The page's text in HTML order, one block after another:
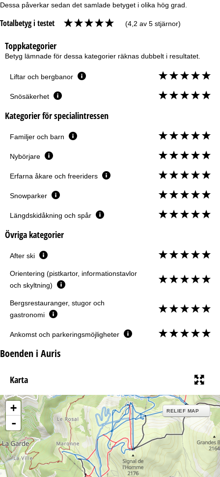
Dessa påverkar sedan det samlade betyget i olika hög grad.
Totalbetyg i testet (4,2 av 5 stjärnor)
Toppkategorier
Betyg lämnade för dessa kategorier räknas dubbelt i resultatet.
Liftar och bergbanor
Snösäkerhet
Kategorier för specialintressen
Familjer och barn
Nybörjare
Erfarna åkare och freeriders
Snowparker
Längdskidåkning och spår
Övriga kategorier
After ski
Orientering (pistkartor, informationstavlor
och skyltning)
Bergsrestauranger, stugor och
gastronomi
Ankomst och parkeringsmöjligheter
Boenden i Auris
Karta
+
-
RELIEF MAP